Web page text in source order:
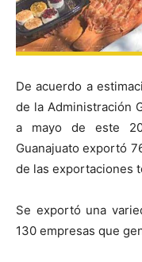
De acuerdo a
de la Administración
a mayo de este
Guanajuato exportó
de las exportaciones
Se exportó una
130 empresas que